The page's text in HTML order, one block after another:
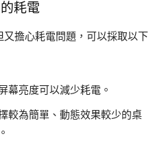
耗電
擔心耗電問題，可以採取以下
幕亮度可以減少耗電。
較為簡單、動態效果較少的桌